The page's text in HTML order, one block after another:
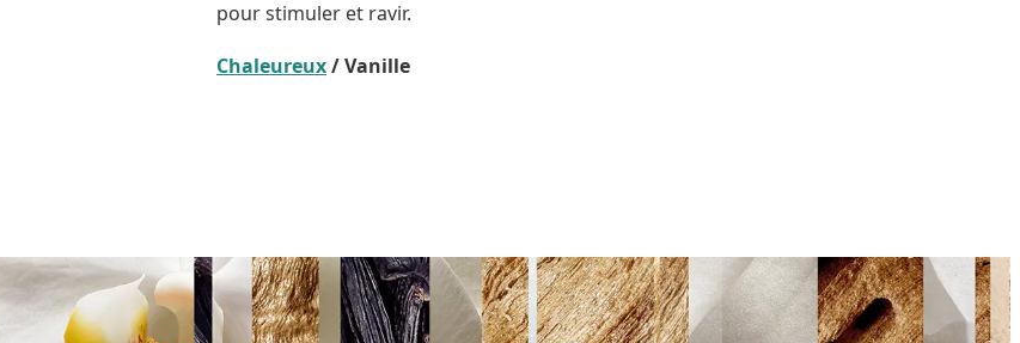
pour stimuler et ravir.
Chaleureux/ Vanille